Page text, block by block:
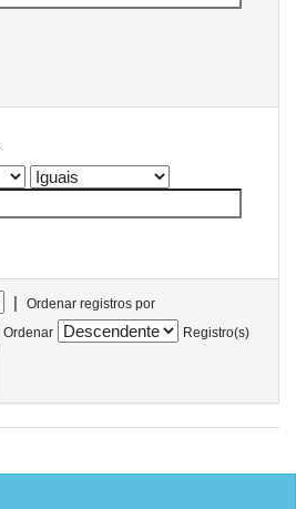
|
Ordenar registros por
Ordenar
Registro(s)